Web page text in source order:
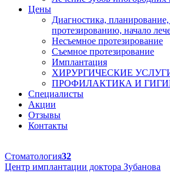
Цены
Диагностика,
протезированию, начало
Несъемное протезирование
Съемное протезирование
Имплантация
ХИРУРГИЧЕСКИЕ
ПРОФИЛАКТИКА И
Специалисты
Акции
Отзывы
Контакты
Стоматология32
Центр имплантации доктора Зубанова